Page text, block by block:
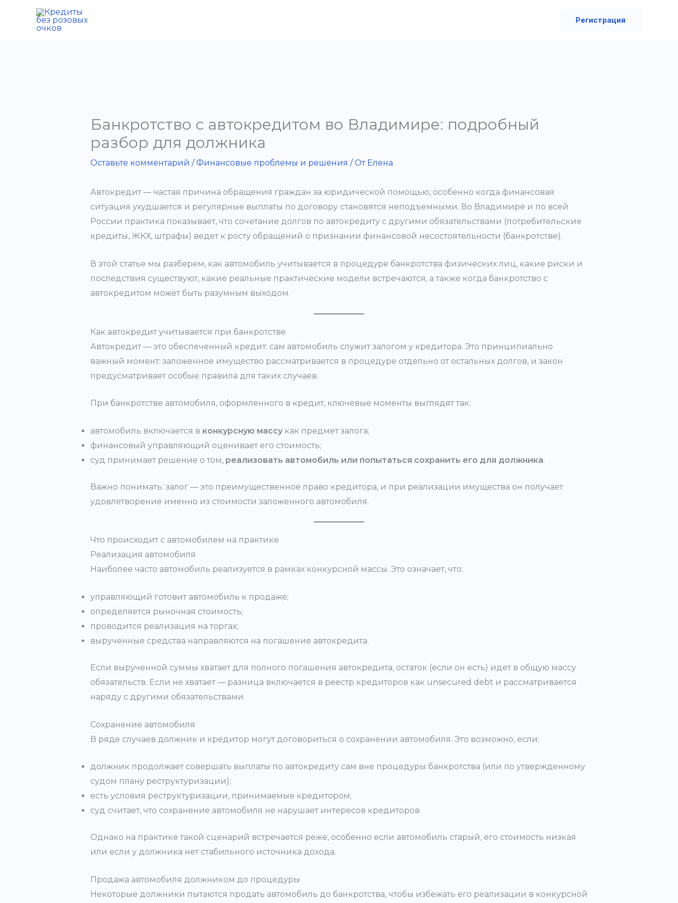
Перейти
Регистрация
Банкротство с автокредитом во Владимире: подробный
разбор для должника
Оставьте комментарий / Финансовые проблемы и решения / От Елена
Автокредит — частая причина обращения граждан за юридической помощью, особенно когда финансовая
ситуация ухудшается и регулярные выплаты по договору становятся неподъемными. Во Владимире и по всей
России практика показывает, что сочетание долгов по автокредиту с другими обязательствами (потребительские
кредиты, ЖКХ, штрафы) ведет к росту обращений о признании финансовой несостоятельности (банкротстве).
В этой статье мы разберем, как автомобиль учитывается в процедуре банкротства физических лиц, какие риски и
последствия существуют, какие реальные практические модели встречаются, а также когда банкротство с
автокредитом может быть разумным выходом.
Как автокредит учитывается при банкротстве
Автокредит — это обеспеченный кредит: сам автомобиль служит залогом у кредитора. Это принципиально
важный момент: заложенное имущество рассматривается в процедуре отдельно от остальных долгов, и закон
предусматривает особые правила для таких случаев.
При банкротстве автомобиля, оформленного в кредит, ключевые моменты выглядят так:
автомобиль включается в конкурсную массукак предмет залога;
финансовый управляющий оценивает его стоимость;
суд принимает решение о том, реализовать автомобиль или попытаться сохранить его для должника.
Важно понимать: залог — это преимущественное право кредитора, и при реализации имущества он получает
удовлетворение именно из стоимости заложенного автомобиля.
Что происходит с автомобилем на практике
Реализация автомобиля
Наиболее часто автомобиль реализуется в рамках конкурсной массы. Это означает, что:
управляющий готовит автомобиль к продаже;
определяется рыночная стоимость;
проводится реализация на торгах;
вырученные средства направляются на погашение автокредита.
Если вырученной суммы хватает для полного погашения автокредита, остаток (если он есть) идет в общую массу
обязательств. Если не хватает — разница включается в реестр кредиторов как unsecured debt и рассматривается
наряду с другими обязательствами.
Сохранение автомобиля
В ряде случаев должник и кредитор могут договориться о сохранении автомобиля. Это возможно, если:
должник продолжает совершать выплаты по автокредиту сам вне процедуры банкротства (или по утвержденному
судом плану реструктуризации);
есть условия реструктуризации, принимаемые кредитором;
суд считает, что сохранение автомобиля не нарушает интересов кредиторов.
Однако на практике такой сценарий встречается реже, особенно если автомобиль старый, его стоимость низкая
или если у должника нет стабильного источника дохода.
Продажа автомобиля должником до процедуры
Некоторые должники пытаются продать автомобиль до банкротства, чтобы избежать его реализации в конкурсной